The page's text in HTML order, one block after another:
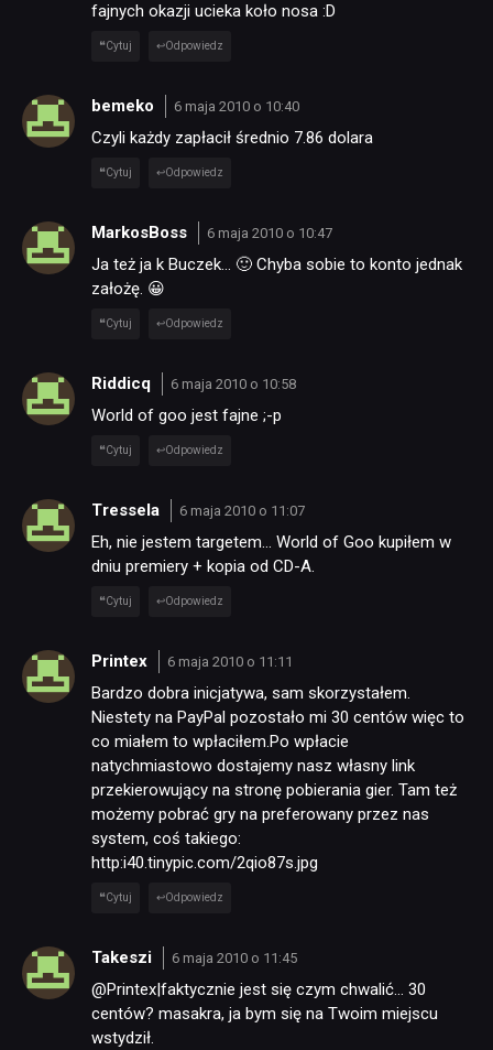
RECENZJE
KULTURA
TECHNOLOGIE
DYSKUSJE
JUŻ GRALIŚMY
SKLEP
fajnych okazji ucieka koło nosa :D
Cytuj Odpowiedz
bemeko 6 maja 2010 o 10:40
Czyli każdy zapłacił średnio 7.86 dolara
Cytuj Odpowiedz
MarkosBoss 6 maja 2010 o 10:47
Ja też ja k Buczek… 🙂 Chyba sobie to konto jednak
założę. 😀
Cytuj Odpowiedz
Riddicq 6 maja 2010 o 10:58
World of goo jest fajne ;-p
Cytuj Odpowiedz
Tressela 6 maja 2010 o 11:07
Eh, nie jestem targetem… World of Goo kupiłem w
dniu premiery + kopia od CD-A.
Cytuj Odpowiedz
Printex 6 maja 2010 o 11:11
Bardzo dobra inicjatywa, sam skorzystałem.
Niestety na PayPal pozostało mi 30 centów więc to
co miałem to wpłaciłem.Po wpłacie
natychmiastowo dostajemy nasz własny link
przekierowujący na stronę pobierania gier. Tam też
możemy pobrać gry na preferowany przez nas
system, coś takiego:
http:i40.tinypic.com/2qio87s.jpg
Cytuj Odpowiedz
Takeszi 6 maja 2010 o 11:45
@Printex|faktycznie jest się czym chwalić… 30
centów? masakra, ja bym się na Twoim miejscu
wstydził.